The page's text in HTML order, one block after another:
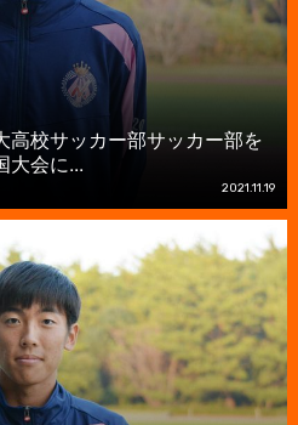
高校サッカー部サッカー部を
大会に...
2021.11.19